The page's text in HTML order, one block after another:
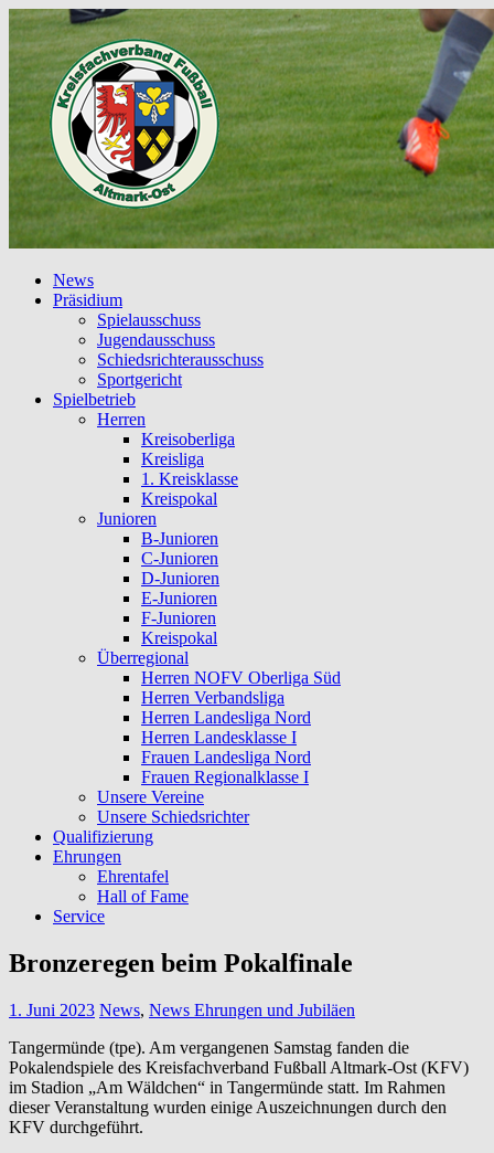
News
Präsidium
Spielausschuss
Jugendausschuss
Schiedsrichterausschuss
Sportgericht
Spielbetrieb
Herren
Kreisoberliga
Kreisliga
1. Kreisklasse
Kreispokal
Junioren
B-Junioren
C-Junioren
D-Junioren
E-Junioren
F-Junioren
Kreispokal
Überregional
Herren NOFV Oberliga Süd
Herren Verbandsliga
Herren Landesliga Nord
Herren Landesklasse I
Frauen Landesliga Nord
Frauen Regionalklasse I
Unsere Vereine
Unsere Schiedsrichter
Qualifizierung
Ehrungen
Ehrentafel
Hall of Fame
Service
Bronzeregen beim Pokalfinale
1. Juni 2023 News, News Ehrungen und Jubiläen
Tangermünde (tpe). Am vergangenen Samstag fanden die
Pokalendspiele des Kreisfachverband Fußball Altmark-Ost (KFV)
im Stadion „Am Wäldchen“ in Tangermünde statt. Im Rahmen
dieser Veranstaltung wurden einige Auszeichnungen durch den
KFV durchgeführt.